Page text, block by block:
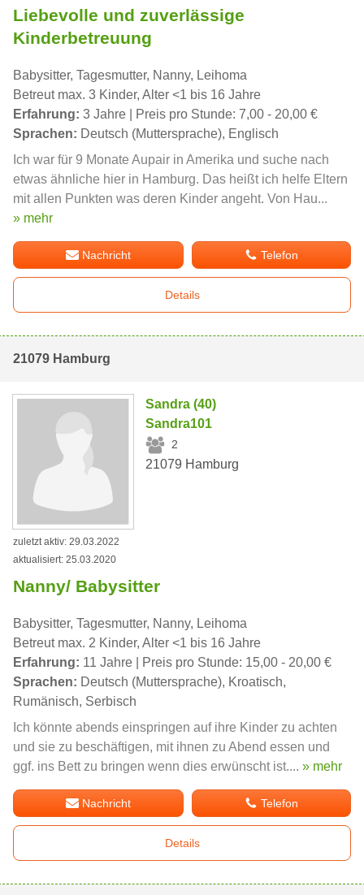
Liebevolle und zuverlässige
Kinderbetreuung
Babysitter, Tagesmutter, Nanny, Leihoma
Betreut max. 3 Kinder, Alter <1 bis 16 Jahre
Erfahrung: 3 Jahre | Preis pro Stunde: 7,00 - 20,00 €
Sprachen: Deutsch (Muttersprache), Englisch
Ich war für 9 Monate Aupair in Amerika und suche nach
etwas ähnliche hier in Hamburg. Das heißt ich helfe Eltern
mit allen Punkten was deren Kinder angeht. Von Hau...
» mehr
Nachricht Telefon
Details
21079 Hamburg
Sandra (40)
Sandra101
2
21079 Hamburg
zuletzt aktiv: 29.03.2022
aktualisiert: 25.03.2020
Nanny/ Babysitter
Babysitter, Tagesmutter, Nanny, Leihoma
Betreut max. 2 Kinder, Alter <1 bis 16 Jahre
Erfahrung: 11 Jahre | Preis pro Stunde: 15,00 - 20,00 €
Sprachen: Deutsch (Muttersprache), Kroatisch,
Rumänisch, Serbisch
Ich könnte abends einspringen auf ihre Kinder zu achten
und sie zu beschäftigen, mit ihnen zu Abend essen und
ggf. ins Bett zu bringen wenn dies erwünscht ist.... » mehr
Nachricht Telefon
Details